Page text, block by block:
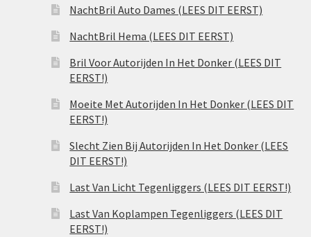
NachtBril Auto Dames (LEES DIT EERST)
NachtBril Hema (LEES DIT EERST)
Bril Voor Autorijden In Het Donker (LEES DIT
EERST!)
Moeite Met Autorijden In Het Donker (LEES DIT
EERST!)
Slecht Zien Bij Autorijden In Het Donker (LEES
DIT EERST!)
Last Van Licht Tegenliggers (LEES DIT EERST!)
Last Van Koplampen Tegenliggers (LEES DIT
EERST!)